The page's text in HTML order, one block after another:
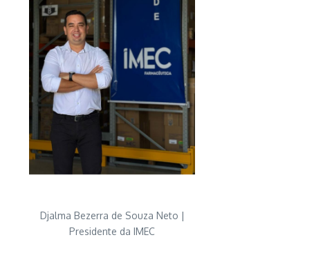
Djalma Bezerra de Souza Neto |
Presidente da IMEC